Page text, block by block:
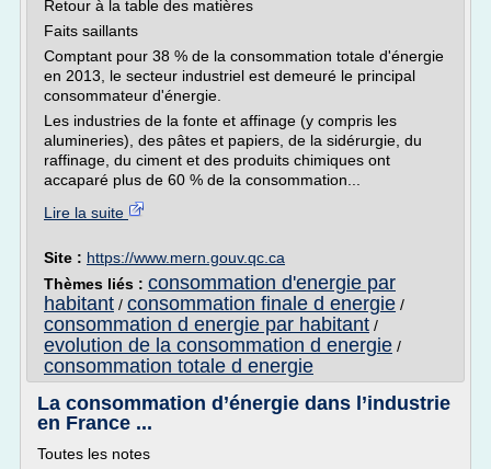
Retour à la table des matières
Faits saillants
Comptant pour 38 % de la consommation totale d'énergie
en 2013, le secteur industriel est demeuré le principal
consommateur d'énergie.
Les industries de la fonte et affinage (y compris les
alumineries), des pâtes et papiers, de la sidérurgie, du
raffinage, du ciment et des produits chimiques ont
accaparé plus de 60 % de la consommation...
Lire la suite
Site : https://www.mern.gouv.qc.ca
Thèmes liés : consommation d'energie par
habitant / consommation finale d energie /
consommation d energie par habitant /
evolution de la consommation d energie /
consommation totale d energie
La consommation d’énergie dans l’industrie
en France ...
Toutes les notes